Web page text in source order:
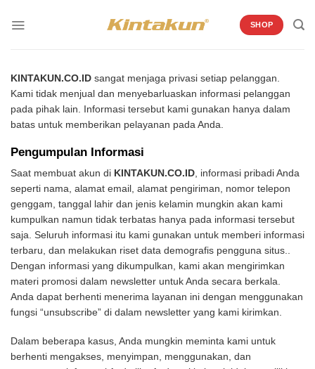
SHOP
KINTAKUN.CO.ID sangat menjaga privasi setiap pelanggan.
Kami tidak menjual dan menyebarluaskan informasi pelanggan
pada pihak lain. Informasi tersebut kami gunakan hanya dalam
batas untuk memberikan pelayanan pada Anda.
Pengumpulan Informasi
Saat membuat akun di KINTAKUN.CO.ID, informasi pribadi Anda
seperti nama, alamat email, alamat pengiriman, nomor telepon
genggam, tanggal lahir dan jenis kelamin mungkin akan kami
kumpulkan namun tidak terbatas hanya pada informasi tersebut
saja. Seluruh informasi itu kami gunakan untuk memberi informasi
terbaru, dan melakukan riset data demografis pengguna situs..
Dengan informasi yang dikumpulkan, kami akan mengirimkan
materi promosi dalam newsletter untuk Anda secara berkala.
Anda dapat berhenti menerima layanan ini dengan menggunakan
fungsi “unsubscribe” di dalam newsletter yang kami kirimkan.
Dalam beberapa kasus, Anda mungkin meminta kami untuk
berhenti mengakses, menyimpan, menggunakan, dan